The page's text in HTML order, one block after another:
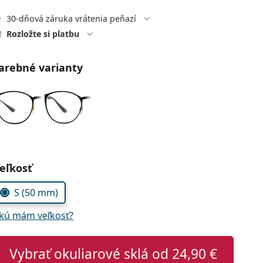
30-dňová záruka vrátenia peňazí
Rozložte si platbu
varianty
parametre
S (50 mm)
mám veľkosť?
Vybrať okuliarové sklá od 24,90 €